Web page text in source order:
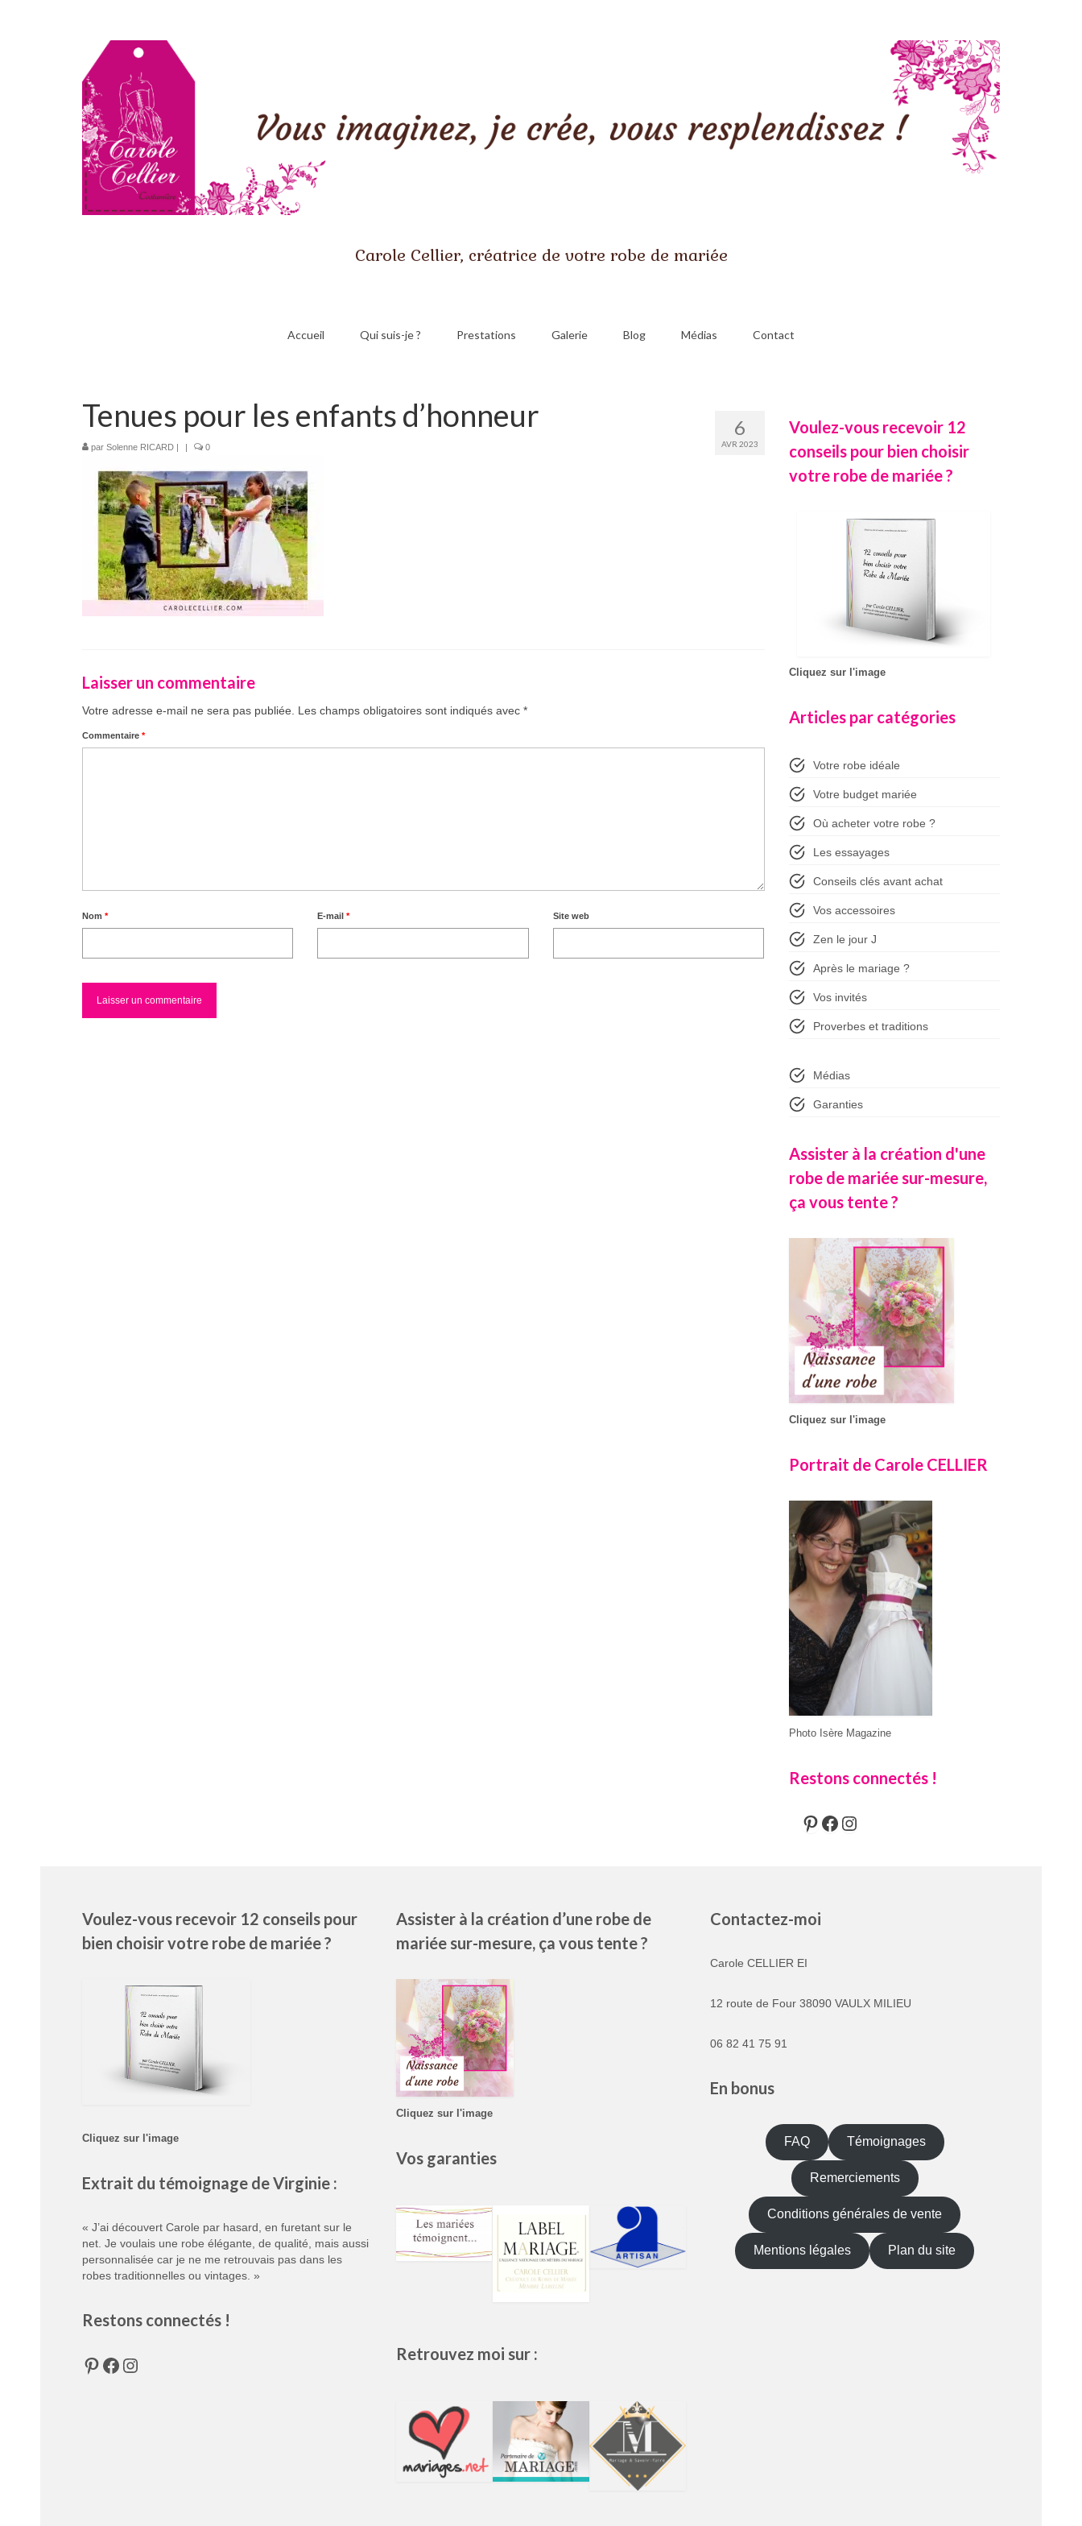
Carole Cellier, créatrice de votre robe de mariée
Accueil Qui suis-je ? Prestations Galerie Blog Médias Contact
6
AVR 2023
Tenues pour les enfants d’honneur
par Solenne RICARD | | 0
Laisser un commentaire
Votre adresse e-mail ne sera pas publiée. Les champs obligatoires sont indiqués avec *
Commentaire *
Nom * E-mail* Site web
Voulez-vous recevoir 12
conseils pour bien choisir
votre robe de mariée ?
Cliquez sur l'image
Articles par catégories
Votre robe idéale
Votre budget mariée
Où acheter votre robe ?
Les essayages
Conseils clés avant achat
Vos accessoires
Zen le jour J
Après le mariage ?
Vos invités
Proverbes et traditions
Médias
Garanties
Assister à la création d'une
robe de mariée sur-mesure,
ça vous tente ?
Cliquez sur l'image
Portrait de Carole CELLIER
Photo Isère Magazine
Restons connectés !
Pinterest
Facebook
Instagram
Voulez-vous recevoir 12 conseils pour
bien choisir votre robe de mariée ?
Cliquez sur l'image
Extrait du témoignage de Virginie :
« J’ai découvert Carole par hasard, en furetant sur le
net. Je voulais une robe élégante, de qualité, mais aussi
personnalisée car je ne me retrouvais pas dans les
robes traditionnelles ou vintages. »
Restons connectés !
Pinterest
Facebook
Instagram
Assister à la création d’une robe de
mariée sur-mesure, ça vous tente ?
Cliquez sur l'image
Vos garanties
Retrouvez moi sur :
Contactez-moi
Carole CELLIER EI
12 route de Four 38090 VAULX MILIEU
06 82 41 75 91
En bonus
FAQ Témoignages
Remerciements
Conditions générales de vente
Mentions légales Plan du site